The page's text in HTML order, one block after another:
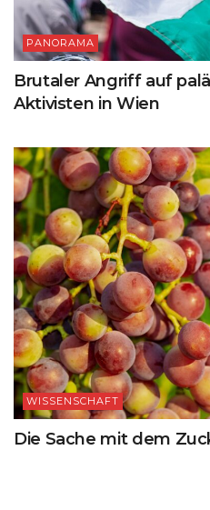
PANORAMA
Brutaler Angriff auf
Aktivisten in Wien
WISSENSCHAFT
Die Sache mit dem